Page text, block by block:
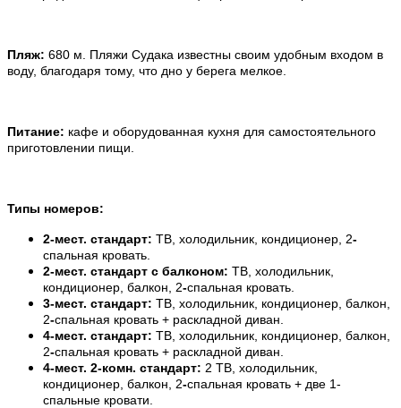
Пляж: 680 м. Пляжи Судака известны своим удобным входом в
воду, благодаря тому, что дно у берега мелкое.
Питание: кафе и оборудованная кухня для самостоятельного
приготовлении пищи.
Типы номеров:
2-мест. стандарт: ТВ, холодильник, кондиционер, 2-
спальная кровать.
2-мест. стандарт с балконом: ТВ, холодильник,
кондиционер, балкон, 2-спальная кровать.
3-мест. стандарт: ТВ, холодильник, кондиционер, балкон,
2-спальная кровать + раскладной диван.
4-мест. стандарт: ТВ, холодильник, кондиционер, балкон,
2-спальная кровать + раскладной диван.
4-мест. 2-комн. стандарт: 2 ТВ, холодильник,
кондиционер, балкон, 2-спальная кровать + две 1-
спальные кровати.